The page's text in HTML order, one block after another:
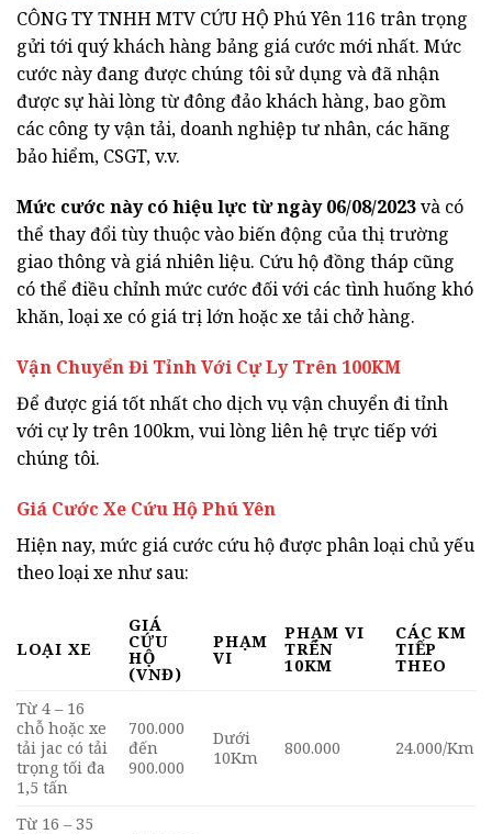
CÔNG TY TNHH MTV CỨU HỘ Phú Yên 116 trân trọng
gửi tới quý khách hàng bảng giá cước mới nhất. Mức
cước này đang được chúng tôi sử dụng và đã nhận
được sự hài lòng từ đông đảo khách hàng, bao gồm
các công ty vận tải, doanh nghiệp tư nhân, các hãng
bảo hiểm, CSGT, v.v.
Mức cước này có hiệu lực từ ngày 06/08/2023và có
thể thay đổi tùy thuộc vào biến động của thị trường
giao thông và giá nhiên liệu. Cứu hộ đồng tháp cũng
có thể điều chỉnh mức cước đối với các tình huống khó
khăn, loại xe có giá trị lớn hoặc xe tải chở hàng.
Vận Chuyển Đi Tỉnh Với Cự Ly Trên 100KM
Để được giá tốt nhất cho dịch vụ vận chuyển đi tỉnh
với cự ly trên 100km, vui lòng liên hệ trực tiếp với
chúng tôi.
Giá Cước Xe Cứu Hộ Phú Yên
Hiện nay, mức giá cước cứu hộ được phân loại chủ yếu
theo loại xe như sau:
LOẠI XE
GIÁ
CỨU
HỘ
(VNĐ)
PHẠM
VI
PHẠM VI
TRÊN
10KM
CÁC KM
TIẾP
THEO
Từ 4 – 16
chỗ hoặc xe
tải jac có tải
trọng tối đa
1,5 tấn
700.000
đến
900.000
Dưới
10Km
800.000 24.000/Km
Từ 16 – 35